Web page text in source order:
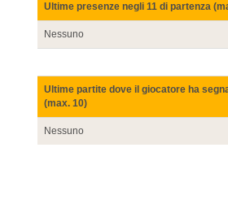
Ultime presenze negli 11 di partenza
Nessuno
Ultime partite dove il giocatore ha
(max. 10)
Nessuno